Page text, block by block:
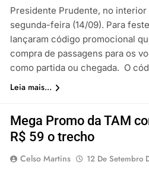
Presidente Prudente, no
segunda-feira (14/09). Para
lançaram código promocional
compra de passagens para os
como partida ou chegada. O
Leia mais...
Mega Promo da TAM
R$ 59 o trecho
Celso Martins 12 De Setembro